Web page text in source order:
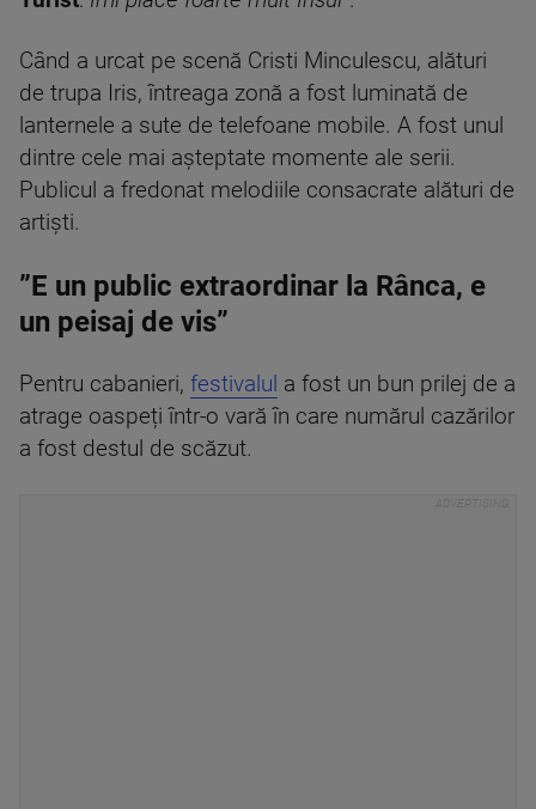
Când a urcat pe scenă Cristi Minculescu, alături
de trupa Iris, întreaga zonă a fost luminată de
lanternele a sute de telefoane mobile. A fost unul
dintre cele mai așteptate momente ale serii.
Publicul a fredonat melodiile consacrate alături de
artiști.
”E un public extraordinar la Rânca, e
un peisaj de vis”
Pentru cabanieri, festivalul a fost un bun prilej de a
atrage oaspeți într-o vară în care numărul cazărilor
a fost destul de scăzut.